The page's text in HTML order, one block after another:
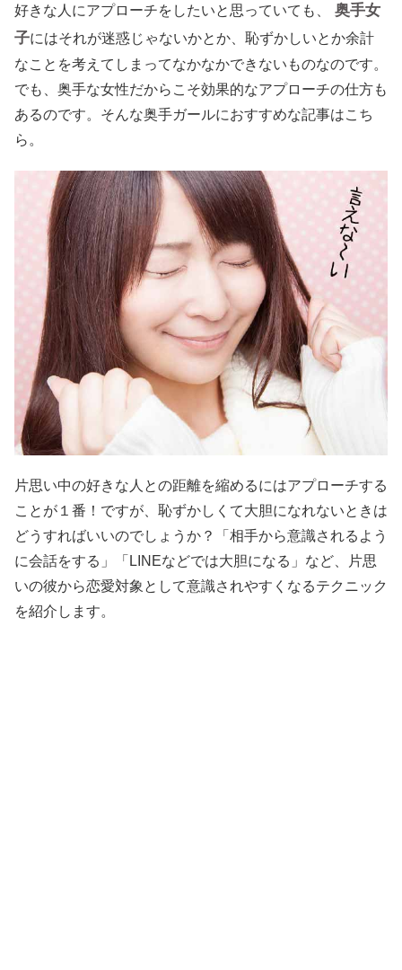
好きな人にアプローチをしたいと思っていても、
奥手女
子にはそれが迷惑じゃないかとか、恥ずかしいとか余計
なことを考えてしまってなかなかできないものなのです。
でも、奥手な女性だからこそ効果的なアプローチの仕方も
あるのです。そんな奥手ガールにおすすめな記事はこち
ら。
片思い中の好きな人との距離を縮めるにはアプローチする
ことが１番！ですが、恥ずかしくて大胆になれないときは
どうすればいいのでしょうか？「相手から意識されるよう
に会話をする」「LINEなどでは大胆になる」など、片思
いの彼から恋愛対象として意識されやすくなるテクニック
を紹介します。